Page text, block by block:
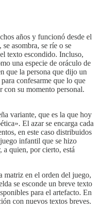
años y funcionó desde el
asombra, se ríe o se
texto escondido. Incluso,
una especie de oráculo de
que la persona que dijo un
confesarme que lo que
con su momento personal.
variante, que es la que hoy
El azar se encarga cada
en este caso distribuidos
infantil que se hizo
quien, por cierto, está
matriz en el orden del juego,
se esconde un breve texto
para el artefacto. En
con nuevos textos breves.